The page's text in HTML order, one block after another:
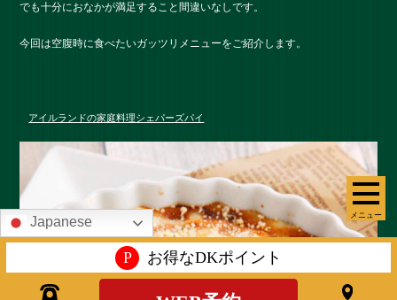
メニュー
でも十分におなかが満足すること間違いなしです。
今回は空腹時に食べたいガッツリメニューをご紹介します。
アイルランドの家庭料理シェパーズパイ
Japanese
P お得なDKポイント